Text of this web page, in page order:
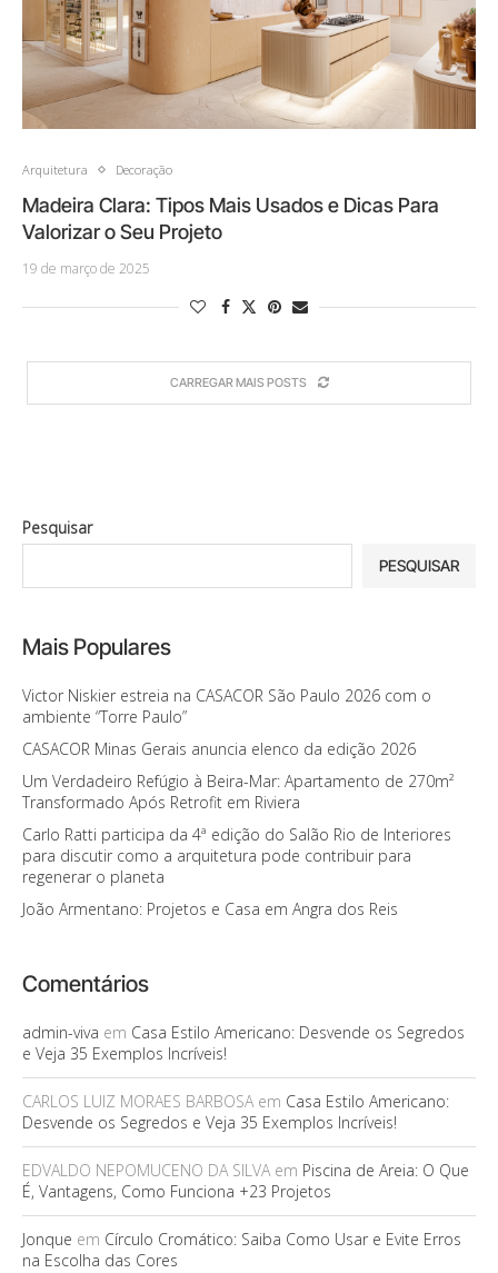
Arquitetura Decoração
Madeira Clara: Tipos Mais Usados e Dicas Para
Valorizar o Seu Projeto
19 de março de 2025
CARREGAR MAIS POSTS
Pesquisar
PESQUISAR
Mais Populares
Victor Niskier estreia na CASACOR São Paulo 2026 com o
ambiente “Torre Paulo”
CASACOR Minas Gerais anuncia elenco da edição 2026
Um Verdadeiro Refúgio à Beira-Mar: Apartamento de 270m²
Transformado Após Retrofit em Riviera
Carlo Ratti participa da 4ª edição do Salão Rio de Interiores
para discutir como a arquitetura pode contribuir para
regenerar o planeta
João Armentano: Projetos e Casa em Angra dos Reis
Comentários
admin-viva em Casa Estilo Americano: Desvende os Segredos
e Veja 35 Exemplos Incríveis!
CARLOS LUIZ MORAES BARBOSAem Casa Estilo Americano:
Desvende os Segredos e Veja 35 Exemplos Incríveis!
EDVALDO NEPOMUCENO DA SILVAem Piscina de Areia: O Que
É, Vantagens, Como Funciona +23 Projetos
Jonque em Círculo Cromático: Saiba Como Usar e Evite Erros
na Escolha das Cores